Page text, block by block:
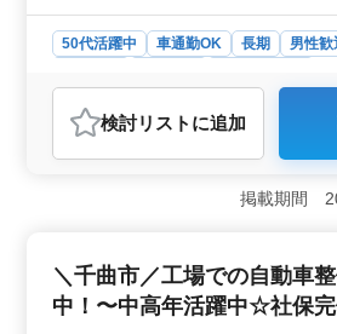
50代活躍中 車通勤OK 長期 男性歓
おすすめポイント
＜塩尻市広丘高出のディーラーでの
＞ 長野県塩尻市広丘高出にあるデ
います。自動車整備業務やお客様対
も可能です。年収は360万〜520万
費も支給されます。週5日の勤務で、
できます。残業もありますが、働き
検討リスト に追加
掲載期間
＼千曲市／工場での自動車
中！〜中高年活躍中☆社保